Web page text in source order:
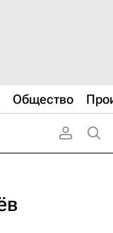
Общество